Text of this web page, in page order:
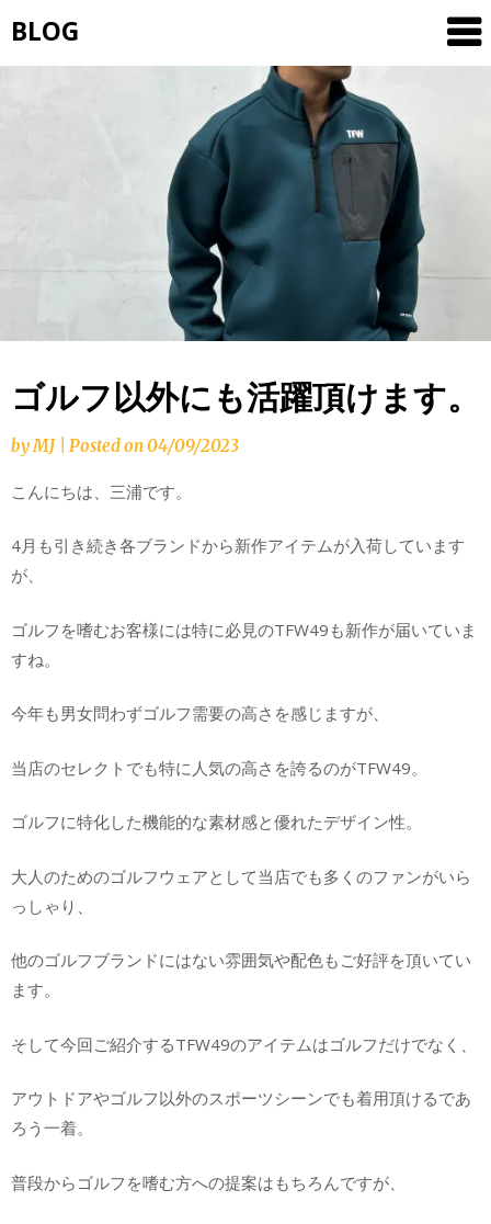
to
content
BLOG
ゴルフ以外にも活躍頂けます。
byMJ Posted on04/09/2023
こんにちは、三浦です。
4月も引き続き各ブランドから新作アイテムが入荷しています
が、
ゴルフを嗜むお客様には特に必見のTFW49も新作が届いていま
すね。
今年も男女問わずゴルフ需要の高さを感じますが、
当店のセレクトでも特に人気の高さを誇るのがTFW49。
ゴルフに特化した機能的な素材感と優れたデザイン性。
大人のためのゴルフウェアとして当店でも多くのファンがいら
っしゃり、
他のゴルフブランドにはない雰囲気や配色もご好評を頂いてい
ます。
そして今回ご紹介するTFW49のアイテムはゴルフだけでなく、
アウトドアやゴルフ以外のスポーツシーンでも着用頂けるであ
ろう一着。
普段からゴルフを嗜む方への提案はもちろんですが、